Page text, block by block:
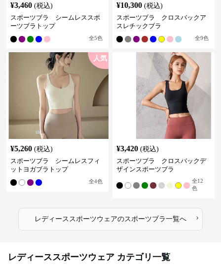
¥3,460 (税込)
スポーツブラ シームレススポ
ーツブラトップ
全5色
¥10,300 (税込)
スポーツブラ クロスバックア
スレチックブラ
全9色
人気
¥5,260 (税込)
スポーツブラ シームレスフィ
ットヨガブラトップ
全4色
¥3,420 (税込)
スポーツブラ クロスバックデ
ザインスポーツブラ
全12
色
レディーススポーツウェアのスポーツブラ一覧へ ›
レディーススポーツウェア カテゴリ一覧